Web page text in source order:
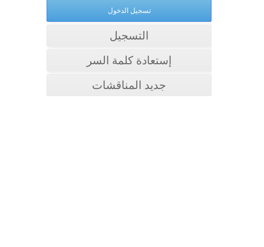
التسجيل
إستعادة كلمة السر
جديد المناقشات